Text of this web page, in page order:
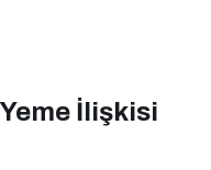
İlişkisi